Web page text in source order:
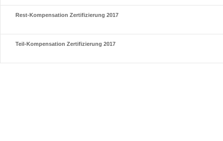
Rest-Kompensation Zertifizierung 2017
Teil-Kompensation Zertifizierung 2017